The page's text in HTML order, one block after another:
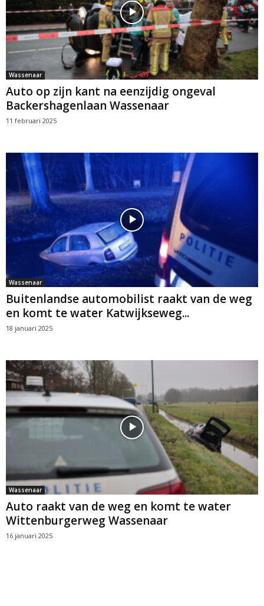
Wassenaar
Auto op zijn kant na eenzijdig ongeval
Backershagenlaan Wassenaar
11 februari 2025
Wassenaar
Buitenlandse automobilist raakt van de weg
en komt te water Katwijkseweg...
18 januari 2025
Wassenaar
Auto raakt van de weg en komt te water
Wittenburgerweg Wassenaar
16 januari 2025